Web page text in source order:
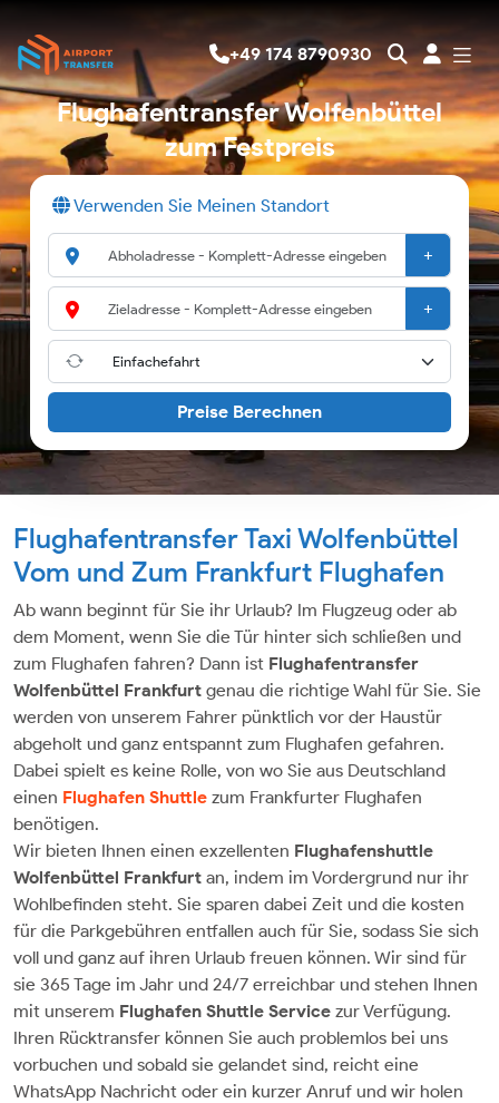
+49 174 8790930
Flughafentransfer Wolfenbüttel
zum Festpreis
Verwenden Sie Meinen Standort
+
+
Preise Berechnen
Flughafentransfer Taxi Wolfenbüttel
Vom und Zum Frankfurt Flughafen
Ab wann beginnt für Sie ihr Urlaub? Im Flugzeug oder ab
dem Moment, wenn Sie die Tür hinter sich schließen und
zum Flughafen fahren? Dann ist Flughafentransfer
Wolfenbüttel Frankfurt genau die richtige Wahl für Sie. Sie
werden von unserem Fahrer pünktlich vor der Haustür
abgeholt und ganz entspannt zum Flughafen gefahren.
Dabei spielt es keine Rolle, von wo Sie aus Deutschland
einen Flughafen Shuttle zum Frankfurter Flughafen
benötigen.
Wir bieten Ihnen einen exzellenten Flughafenshuttle
Wolfenbüttel Frankfurt an, indem im Vordergrund nur ihr
Wohlbefinden steht. Sie sparen dabei Zeit und die kosten
für die Parkgebühren entfallen auch für Sie, sodass Sie sich
voll und ganz auf ihren Urlaub freuen können. Wir sind für
sie 365 Tage im Jahr und 24/7 erreichbar und stehen Ihnen
mit unserem Flughafen Shuttle Service zur Verfügung.
Ihren Rücktransfer können Sie auch problemlos bei uns
vorbuchen und sobald sie gelandet sind, reicht eine
WhatsApp Nachricht oder ein kurzer Anruf und wir holen